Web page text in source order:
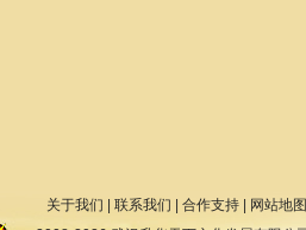
关于我们 联系我们 合作支持 网站地图